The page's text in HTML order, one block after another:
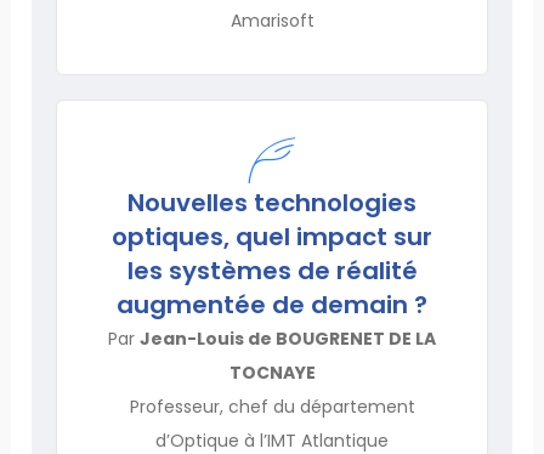
Amarisoft
Nouvelles technologies
optiques, quel impact sur
les systèmes de réalité
augmentée de demain ?
Par Jean-Louis de BOUGRENET DE LA
TOCNAYE
Professeur, chef du département
d’Optique à l’IMT Atlantique